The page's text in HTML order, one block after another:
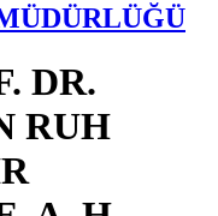
DR.
RUH